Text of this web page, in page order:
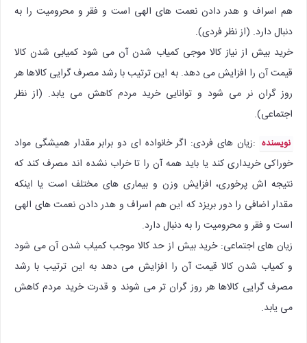
هم اسراف و هدر دادن نعمت های الهی است و فقر و محرومیت را به
دنبال دارد. (از نظر فردی).
خرید بیش از نیاز کالا موجی کمیاب شدن آن می شود کمیابی شدن کالا
قیمت آن را افزایش می دهد. به این ترتیب با رشد مصرف گرایی کالاها هر
روز گران نر می شود و توانایی خرید مردم کاهش می یابد. (از نظر
اجتماعی).
نویسنده :‌زیان های فردی: اگر خانواده ای دو برابر مقدار همیشگی مواد
خوراکی خریداری کند یا باید همه آن را تا خراب نشده اند مصرف کند که
نتیجه اش پرخوری، افزایش وزن و بیماری های مختلف است یا اینکه
مقدار اضافی را دور بریزد که این هم اسراف و هدر دادن نعمت های الهی
است و فقر و محرومیت را به دنبال دارد.
زیان های اجتماعی: خرید بیش از حد کالا موجب کمیاب شدن آن می شود
و کمیاب شدن کالا قیمت آن را افزایش می دهد به این ترتیب با رشد
مصرف گرایی کالاها هر روز گران تر می شوند و قدرت خرید مردم کاهش
می یابد.